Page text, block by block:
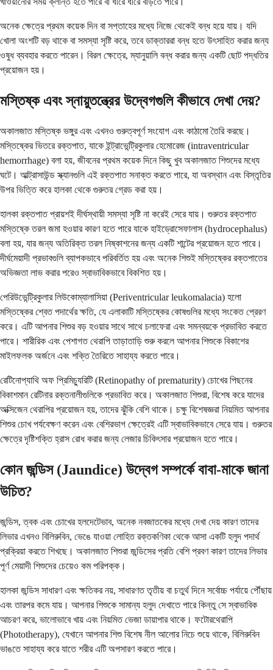
অনেক ক্ষেত্রে প্রথম কয়েক দিন বা সপ্তাহের মধ্যে নিজে থেকেই বন্ধ হয়ে যায়। যদি
খোলা অংশটি বড় থাকে বা সমস্যা সৃষ্টি করে, তবে ডাক্তাররা বন্ধ হতে উৎসাহিত করার জন্য
ওষুধ ব্যবহার করতে পারেন। বিরল ক্ষেত্রে, ম্যানুয়ালি বন্ধ করার জন্য একটি ছোট পদ্ধতির
প্রয়োজন হয়।
মস্তিষ্ক এবং স্নায়ুতন্ত্রের উদ্বেগগুলি কীভাবে দেখা দেয়?
অকালজাত মস্তিষ্ক ভঙ্গুর এবং এখনও গুরুত্বপূর্ণ সংযোগ এবং কাঠামো তৈরি করছে।
মস্তিষ্কের ভিতরে রক্তপাত, যাকে ইন্ট্রাভেন্ট্রিকুলার হেমোরেজ (intraventricular
hemorrhage) বলা হয়, জীবনের প্রথম কয়েক দিনে কিছু খুব অকালজাত শিশুদের মধ্যে
ঘটে। আল্ট্রাসাউন্ড স্ক্যানগুলি এই রক্তপাত সনাক্ত করতে পারে, যা অবস্থান এবং বিস্তৃতির
উপর ভিত্তি করে হালকা থেকে গুরুতর গ্রেড করা হয়।
হালকা রক্তপাত প্রায়শই দীর্ঘস্থায়ী সমস্যা সৃষ্টি না করেই সেরে যায়। গুরুতর রক্তপাত
মস্তিষ্কে তরল জমা হওয়ার কারণ হতে পারে যাকে হাইড্রোসেফালাস (hydrocephalus)
বলা হয়, যার জন্য অতিরিক্ত তরল নিষ্কাশনের জন্য একটি শান্টের প্রয়োজন হতে পারে।
দীর্ঘমেয়াদী প্রভাবগুলি ব্যাপকভাবে পরিবর্তিত হয় এবং অনেক শিশুই মস্তিষ্কের রক্তপাতের
অভিজ্ঞতা লাভ করার পরেও স্বাভাবিকভাবে বিকশিত হয়।
পেরিউভেন্ট্রিকুলার লিউকোম্যালাসিয়া (Periventricular leukomalacia) হলো
মস্তিষ্কের শ্বেত পদার্থের ক্ষতি, যে এলাকাটি মস্তিষ্কের কোষগুলির মধ্যে সংকেত প্রেরণ
করে। এটি আপনার শিশুর বড় হওয়ার সাথে সাথে চলাফেরা এবং সমন্বয়কে প্রভাবিত করতে
পারে। শারীরিক এবং পেশাগত থেরাপি তাড়াতাড়ি শুরু করলে আপনার শিশুকে বিকাশের
মাইলফলক অর্জনে এবং শক্তি তৈরিতে সাহায্য করতে পারে।
রেটিনোপ্যাথি অফ প্রিমিচ্যুরিটি (Retinopathy of prematurity) চোখের পিছনের
বিকাশমান রেটিনার রক্তনালীগুলিকে প্রভাবিত করে। অকালজাত শিশুরা, বিশেষ করে যাদের
অক্সিজেন থেরাপির প্রয়োজন হয়, তাদের ঝুঁকি বেশি থাকে। চক্ষু বিশেষজ্ঞরা নিয়মিত আপনার
শিশুর চোখ পর্যবেক্ষণ করেন এবং বেশিরভাগ ক্ষেত্রেই এটি স্বাভাবিকভাবে সেরে যায়। গুরুতর
ক্ষেত্রে দৃষ্টিশক্তি হ্রাস রোধ করার জন্য লেজার চিকিৎসার প্রয়োজন হতে পারে।
কোন জন্ডিস (Jaundice) উদ্বেগ সম্পর্কে বাবা-মাকে জানা
উচিত?
জন্ডিস, ত্বক এবং চোখের হলদেটেভাব, অনেক নবজাতকের মধ্যে দেখা দেয় কারণ তাদের
লিভার এখনও বিলিরুবিন, ভেঙে যাওয়া লোহিত রক্তকণিকা থেকে আসা একটি হলুদ পদার্থ
প্রক্রিয়া করতে শিখছে। অকালজাত শিশুরা জন্ডিসের প্রতি বেশি প্রবণ কারণ তাদের লিভার
পূর্ণ মেয়াদী শিশুদের চেয়েও কম পরিপক্ক।
হালকা জন্ডিস সাধারণ এবং ক্ষতিকর নয়, সাধারণত তৃতীয় বা চতুর্থ দিনে সর্বোচ্চ পর্যায়ে পৌঁছায়
এবং তারপর কমে যায়। আপনার শিশুকে সামান্য হলুদ দেখাতে পারে কিন্তু সে স্বাভাবিক
আচরণ করে, ভালোভাবে খায় এবং নিয়মিত ভেজা ডায়াপার থাকে। ফটোরথেরাপি
(Phototherapy), যেখানে আপনার শিশু বিশেষ নীল আলোর নিচে শুয়ে থাকে, বিলিরুবিন
ভাঙতে সাহায্য করে যাতে শরীর এটি অপসারণ করতে পারে।